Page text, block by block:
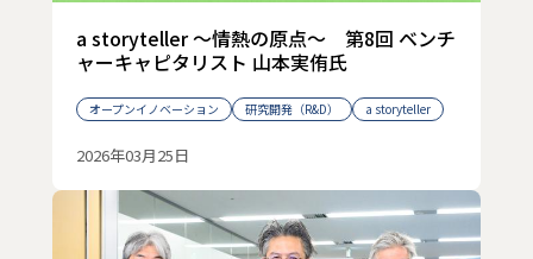
a storyteller ～情熱の原点～ 第8回 ベンチ
ャーキャピタリスト 山本実侑氏
オープンイノベーション 研究開発（R&D） a storyteller
2026年03月25日